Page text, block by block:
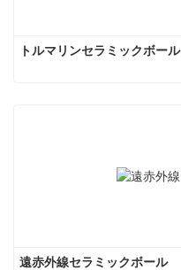
トルマリンセラミックボール
遠赤外線セラミックボール